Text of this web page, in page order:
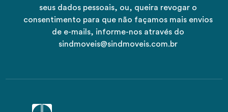
seus dados pessoais, ou, queira revogar o
consentimento para que não façamos mais envios
de e-mails, informe-nos através do
sindmoveis@sindmoveis.com.br